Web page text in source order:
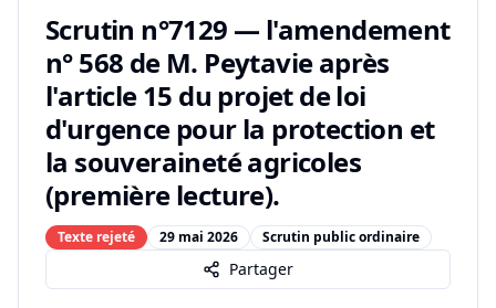
Scrutin n°7129 — l'amendement
n° 568 de M. Peytavie après
l'article 15 du projet de loi
d'urgence pour la protection et
la souveraineté agricoles
(première lecture).
Texte rejeté 29 mai 2026 Scrutin public ordinaire
Partager